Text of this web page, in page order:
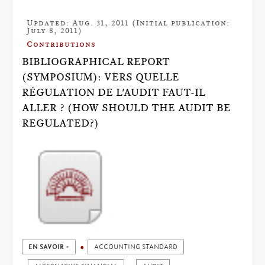
Updated: Aug. 31, 2011 (Initial publication:
July 8, 2011)
Contributions
BIBLIOGRAPHICAL REPORT
(SYMPOSIUM): VERS QUELLE
RÉGULATION DE L'AUDIT FAUT-IL
ALLER ? (HOW SHOULD THE AUDIT BE
REGULATED?)
EN SAVOIR + ACCOUNTING STANDARD